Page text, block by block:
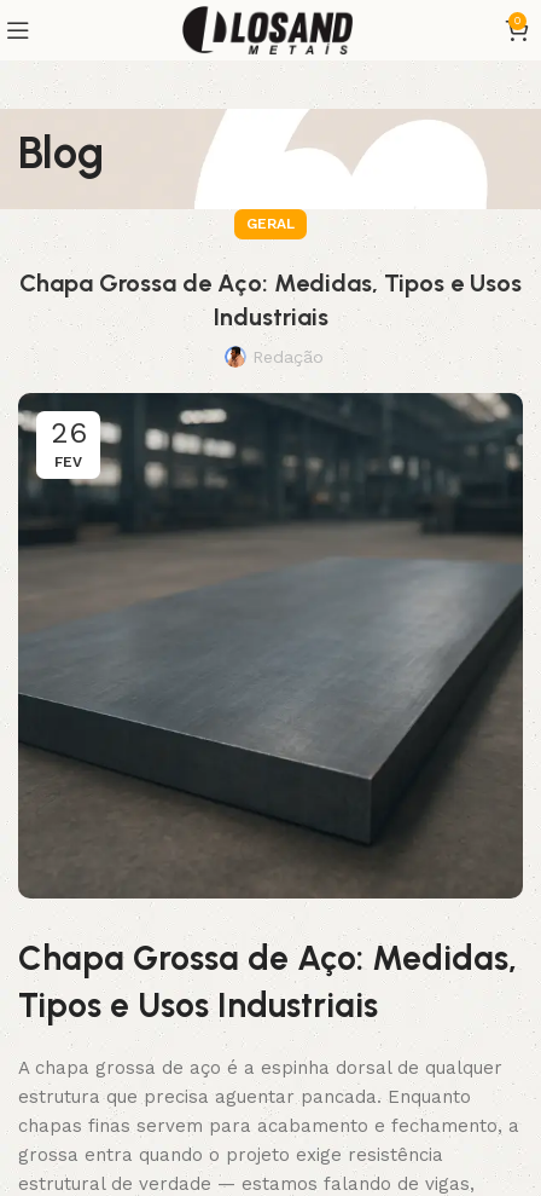
0
Blog
GERAL
Chapa Grossa de Aço: Medidas, Tipos e Usos
Industriais
Redação
26
FEV
Chapa Grossa de Aço: Medidas,
Tipos e Usos Industriais
A chapa grossa de aço é a espinha dorsal de qualquer
estrutura que precisa aguentar pancada. Enquanto
chapas finas servem para acabamento e fechamento, a
grossa entra quando o projeto exige resistência
estrutural de verdade — estamos falando de vigas,